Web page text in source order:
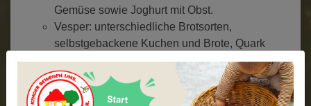
Gemüse sowie Joghurt mit Obst.
Vesper: unterschiedliche Brotsorten,
selbstgebackene Kuchen und Brote, Quark
mit Gemüse sowie selbstzubereiteter
Fruchtjoghurt.
Das Mittagessen wird täglich frisch zubereitet